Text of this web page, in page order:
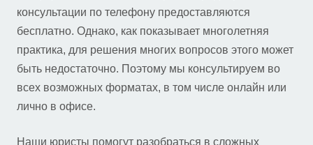
консультации по телефону предоставляются
бесплатно. Однако, как показывает многолетняя
практика, для решения многих вопросов этого может
быть недостаточно. Поэтому мы консультируем во
всех возможных форматах, в том числе онлайн или
лично в офисе.
Наши юристы помогут разобраться в сложных